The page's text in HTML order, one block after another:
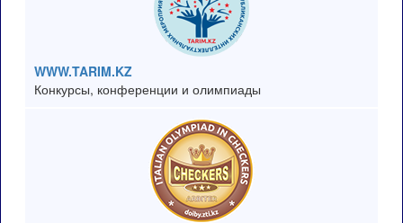
WWW.TARIM.KZ
Конкурсы, конференции и олимпиады